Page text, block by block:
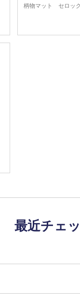
柄物マット セロッ
最近チェ